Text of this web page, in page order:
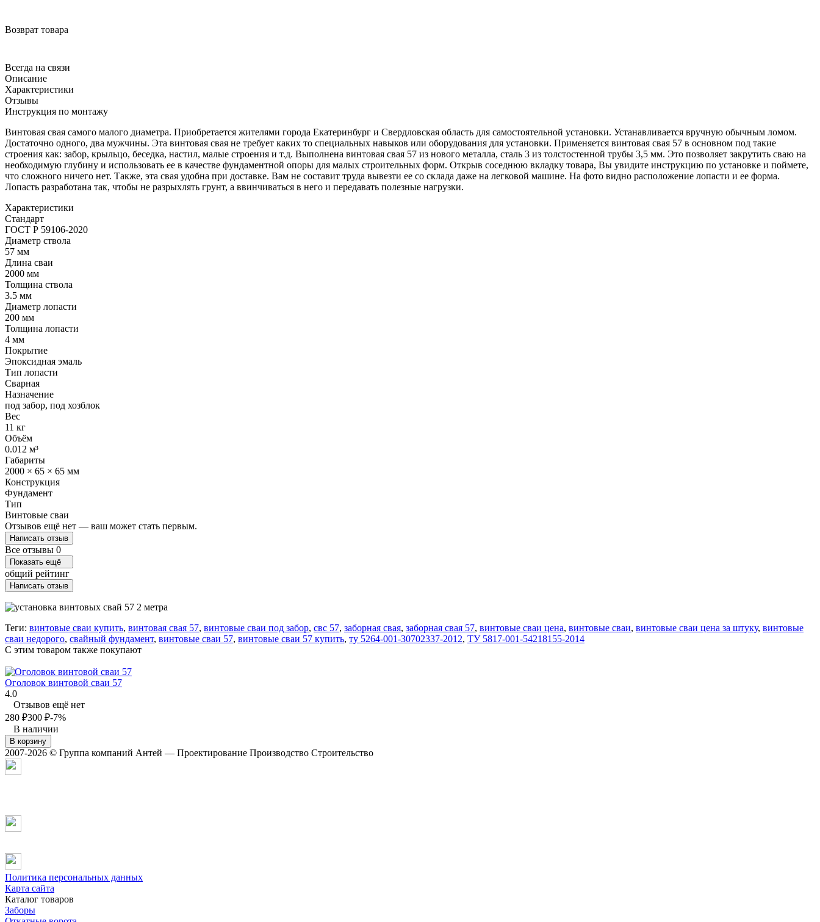
Возврат товара
Всегда на связи
Описание
Характеристики
Отзывы
Инструкция по монтажу
Винтовая свая самого малого диаметра. Приобретается жителями города Екатеринбург и Свердловская область для самостоятельной установки. Устанавливается вручную обычным ломом.
Достаточно одного, два мужчины. Эта винтовая свая не требует каких то специальных навыков или оборудования для установки. Применяется винтовая свая 57 в основном под такие
строения как: забор, крыльцо, беседка, настил, малые строения и т.д. Выполнена винтовая свая 57 из нового металла, сталь 3 из толстостенной трубы 3,5 мм. Это позволяет закрутить сваю на
необходимую глубину и использовать ее в качестве фундаментной опоры для малых строительных форм. Открыв соседнюю вкладку товара, Вы увидите инструкцию по установке и поймете,
что сложного ничего нет. Также, эта свая удобна при доставке. Вам не составит труда вывезти ее со склада даже на легковой машине. На фото видно расположение лопасти и ее форма.
Лопасть разработана так, чтобы не разрыхлять грунт, а ввинчиваться в него и передавать полезные нагрузки.
Характеристики
Стандарт
ГОСТ Р 59106-2020
Диаметр ствола
57 мм
Длина сваи
2000 мм
Толщина ствола
3.5 мм
Диаметр лопасти
200 мм
Толщина лопасти
4 мм
Покрытие
Эпоксидная эмаль
Тип лопасти
Сварная
Назначение
под забор, под хозблок
Вес
11 кг
Объём
0.012 м³
Габариты
2000 × 65 × 65 мм
Конструкция
Фундамент
Тип
Винтовые сваи
Отзывов ещё нет — ваш может стать первым.
Написать отзыв
Все отзывы 0
Показать ещё
общий рейтинг
Написать отзыв
Теги: винтовые сваи купить, винтовая свая 57, винтовые сваи под забор, свс 57, заборная свая, заборная свая 57, винтовые сваи цена, винтовые сваи, винтовые сваи цена за штуку, винтовые
сваи недорого, свайный фундамент, винтовые сваи 57, винтовые сваи 57 купить, ту 5264-001-30702337-2012, ТУ 5817-001-54218155-2014
C этим товаром также покупают
Оголовок винтовой сваи 57
4.0
Отзывов ещё нет
280 ₽300 ₽-7%
В наличии
В корзину
2007-2026 © Группа компаний Антей — Проектирование Производство Строительство
Политика персональных данных
Карта сайта
Каталог товаров
Заборы